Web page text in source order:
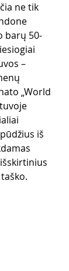
ne tik
barų 50-
–
„World
iš